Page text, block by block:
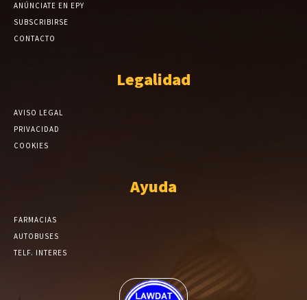
ANÚNCIATE EN EPY
SUBSCRIBIRSE
CONTACTO
Legalidad
AVISO LEGAL
PRIVACIDAD
COOKIES
Ayuda
FARMACIAS
AUTOBUSES
TELF. INTERES